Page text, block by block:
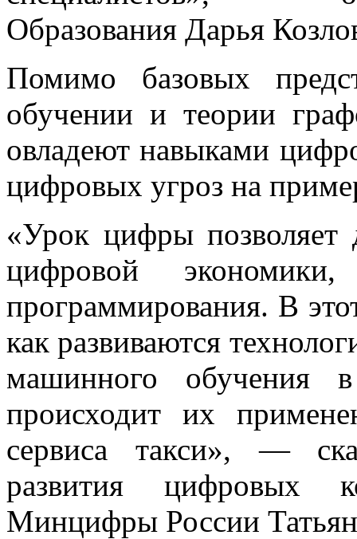
Образования Дарья
Помимо базовых
обучении и теории
овладеют навыками
цифровых угроз на
«Урок цифры позволяет
цифровой
программирования. В
как развиваются
машинного обучения
происходит их
сервиса такси», —
развития цифровых
Минцифры России